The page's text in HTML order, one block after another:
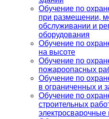
Обучение по
при размещении,
обслуживании и
оборудования
Обучение по
на высоте
Обучение по
пожароопасных
Обучение по
в ограниченных и
Обучение по
строительных